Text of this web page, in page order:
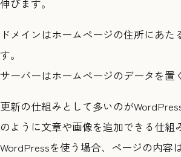
伸びます。
ドメインはホームページの住所にあた
す。
サーバーはホームページのデータを置
更新の仕組みとして多いのが
のように文章や画像を追加できる仕組
WordPressを使う場合、ページの内容